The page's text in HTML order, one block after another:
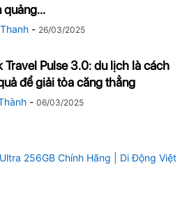
quảng...
- 26/03/2025
Travel Pulse 3.0: du lịch là cách
để giải tỏa căng thẳng
- 06/03/2025